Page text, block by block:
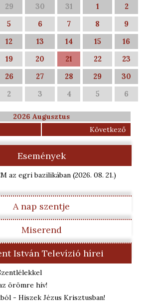
29 30 31 1
2
5 6 7 8
9
12 13 14 15
16
19 20 21 22
23
26 27 28 29
30
2 3 4 5 6
2026 Augusztus
Következő
Események
az egri bazilikában (2026. 08. 21.)
A nap szentje
Miserend
István Televízió hírei
örömre hív!
- Hiszek Jézus Krisztusban!